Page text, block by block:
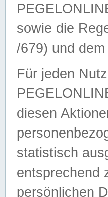
sowie die
/679) und
Für jeden
diesen
statistisch
entsprechend
persönlichen